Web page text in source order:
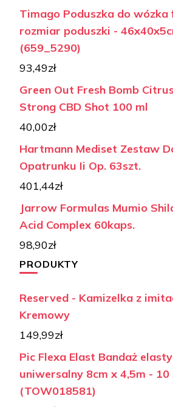
Timago Poduszka do wózka
rozmiar poduszki -
(659_5290)
93,49zł
Green Out Fresh Bomb
Strong CBD Shot 100 ml
40,00zł
Hartmann Mediset Zestaw
Opatrunku Ii Op. 63szt.
401,44zł
Jarrow Formulas Mumio
Acid Complex 60kaps.
98,90zł
PRODUKTY
Reserved - Kamizelka z
Kremowy
149,99zł
Pic Flexa Elast Bandaż
uniwersalny 8cm x 4,5m - 10
(TOW018581)